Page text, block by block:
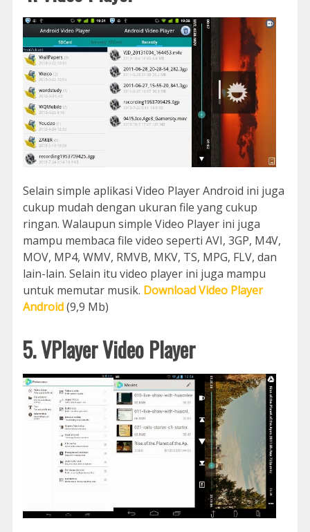
Selain simple aplikasi Video Player Android ini juga
cukup mudah dengan ukuran file yang cukup
ringan. Walaupun simple Video Player ini juga
mampu membaca file video seperti AVI, 3GP, M4V,
MOV, MP4, WMV, RMVB, MKV, TS, MPG, FLV, dan
lain-lain. Selain itu video player ini juga mampu
untuk memutar musik. Download Video Player
Android(9,9 Mb)
5. VPlayer Video Player